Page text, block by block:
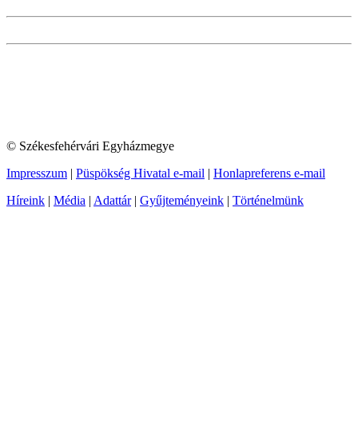
© Székesfehérvári Egyházmegye
Impresszum | Püspökség Hivatal e-mail | Honlapreferens e-mail
Híreink | Média | Adattár| Gyűjteményeink | Történelmünk